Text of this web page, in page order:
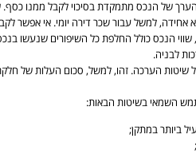
של הנכס מתמקדת בסיכוי לקבל ממנו כסף.
למשל עבור שכר דירה יומי. אי אפשר
הנכס כולל החלפת כל השיפורים שנעשו
לבניה.
הערכה. זהו, למשל, סכום העלות של
השמאי בשיטות הבאות:
ביותר במתקן;